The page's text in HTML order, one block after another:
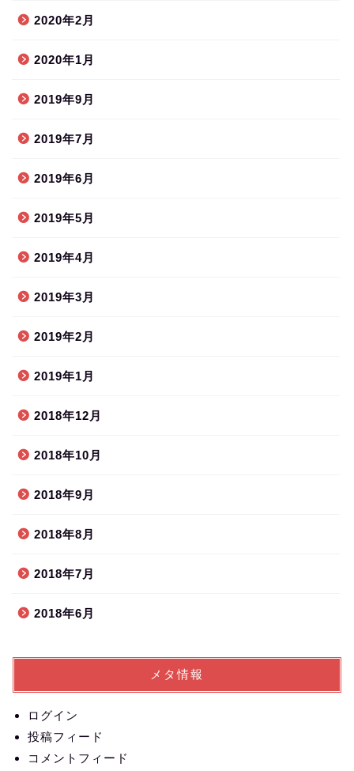
2020年2月
2020年1月
2019年9月
2019年7月
2019年6月
2019年5月
2019年4月
2019年3月
2019年2月
2019年1月
2018年12月
2018年10月
2018年9月
2018年8月
2018年7月
2018年6月
メタ情報
ログイン
投稿フィード
コメントフィード